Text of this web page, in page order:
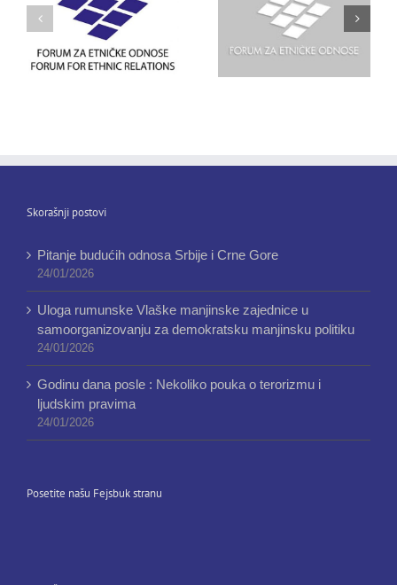
Skorašnji postovi
Pitanje budućih odnosa Srbije i Crne Gore
24/01/2026
Uloga rumunske Vlaške manjinske zajednice u
samoorganizovanju za demokratsku manjinsku politiku
24/01/2026
Godinu dana posle : Nekoliko pouka o terorizmu i
ljudskim pravima
24/01/2026
Posetite našu Fejsbuk stranu